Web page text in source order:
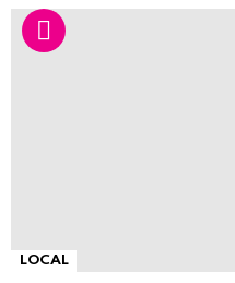
LOCAL